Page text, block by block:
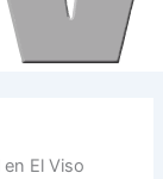
El Viso